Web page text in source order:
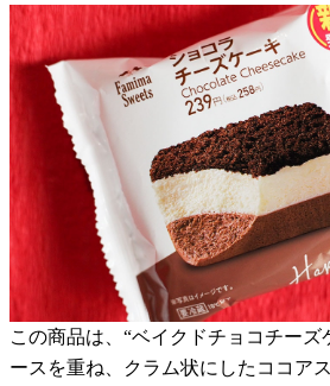
この商品は、“ベイクドチョコチーズ
ースを重ね、クラム状にしたココア